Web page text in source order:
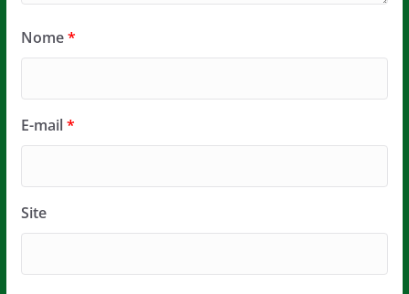
Nome*
E-mail*
Site